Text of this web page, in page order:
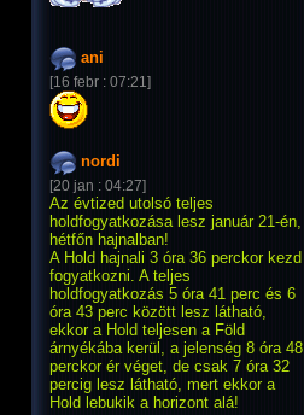
ani
[16 febr : 07:21]
nordi
[20 jan : 04:27]
Az évtized utolsó teljes
holdfogyatkozása lesz január 21-én,
hétfőn hajnalban!
A Hold hajnali 3 óra 36 perckor kezd
fogyatkozni. A teljes
holdfogyatkozás 5 óra 41 perc és 6
óra 43 perc között lesz látható,
ekkor a Hold teljesen a Föld
árnyékába kerül, a jelenség 8 óra 48
perckor ér véget, de csak 7 óra 32
percig lesz látható, mert ekkor a
Hold lebukik a horizont alá!